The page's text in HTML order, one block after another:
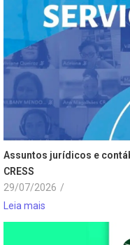
Assuntos jurídicos e
CRESS
29/07/2026 /
Leia mais